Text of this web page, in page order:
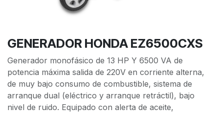
GENERADOR HONDA EZ6500CXS
Generador monofásico de 13 HP Y 6500 VA de
potencia máxima salida de 220V en corriente alterna,
de muy bajo consumo de combustible, sistema de
arranque dual (eléctrico y arranque retráctil), bajo
nivel de ruido. Equipado con alerta de aceite,